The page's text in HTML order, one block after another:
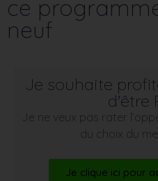
ce
neuf
Je souhaite
d'être
Je ne veux pas rater
du choix du
Je clique ici pour